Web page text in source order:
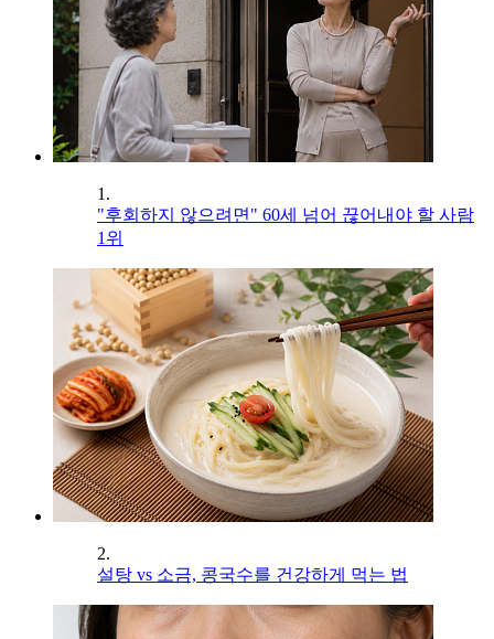
1.
"후회하지 않으려면" 60세 넘어 끊어내야 할 사람
1위
2.
설탕 vs 소금, 콩국수를 건강하게 먹는 법